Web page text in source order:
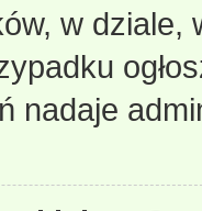
w dziale,
nadaje